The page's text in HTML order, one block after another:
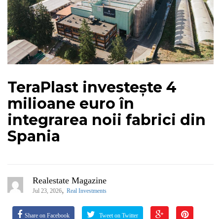
TeraPlast investește 4
milioane euro în
integrarea noii fabrici din
Spania
Realestate Magazine
Jul 23, 2026, Real Investments
Share on Facebook Tweet on Twitter